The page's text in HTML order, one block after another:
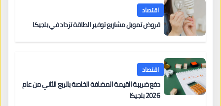
اقتصاد
قروض تمويل مشاريع توفير الطاقة تزداد في بلجيكا
اقتصاد
دفع ضريبة القيمة المضافة الخاصة بالربع الثاني من عام
2026 بلجيكا